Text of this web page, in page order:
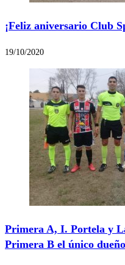
¡Feliz aniversario Club
19/10/2020
Primera A, I. Portela y
Primera B el único